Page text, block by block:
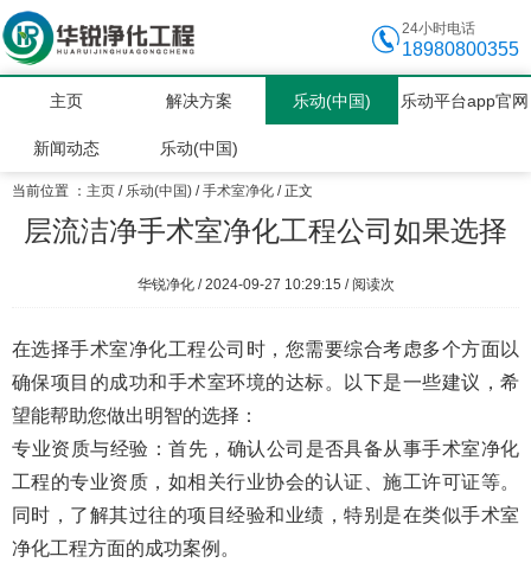
24小时电话
18980800355
主页 解决方案 乐动(中国) 乐动平台app官网
新闻动态 乐动(中国)
当前位置 ： 主页 / 乐动(中国) /手术室净化 / 正文
层流洁净手术室净化工程公司如果选择
华锐净化 / 2024-09-27 10:29:15 / 阅读次
在选择手术室净化工程公司时，您需要综合考虑多个方面以
确保项目的成功和手术室环境的达标。以下是一些建议，希
望能帮助您做出明智的选择：
专业资质与经验 ‌：首先，确认公司是否具备从事手术室净化
工程的专业资质，如相关行业协会的认证、施工许可证等。
同时，了解其过往的项目经验和业绩，特别是在类似手术室
净化工程方面的成功案例。